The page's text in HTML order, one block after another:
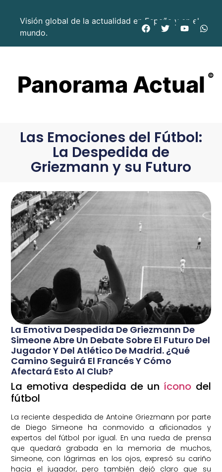
Visión global de la actualidad en España y en el
mundo.
Panorama Actual ©
Las Emociones del Fútbol:
La Despedida de
Griezmann y su Futuro
La Emotiva Despedida De Griezmann De
Simeone Abre Un Debate Sobre El Futuro Del
Jugador Y Del Atlético De Madrid. ¿Qué
Camino Seguirá El Francés Y Cómo
Afectará Esto Al Club?
La emotiva despedida de un ícono del
fútbol
La reciente despedida de Antoine Griezmann por parte
de Diego Simeone ha conmovido a aficionados y
expertos del fútbol por igual. En una rueda de prensa
que quedará grabada en la memoria de muchos,
Simeone, con lágrimas en los ojos, expresó su cariño
hacia el jugador, pero también dejó claro que su